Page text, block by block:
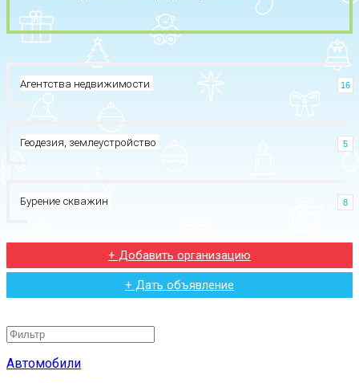
Агентства недвижимости 16
Геодезия, землеустройство 5
Бурение скважин 8
+ Добавить организацию
+ Дать объявление
Автомобили